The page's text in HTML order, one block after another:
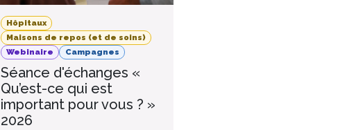
Hôpitaux
Maisons de repos (et de soins)
Webinaire
Campagnes
Séance d'échanges «
Qu’est-ce qui est
important pour vous ? »
2026